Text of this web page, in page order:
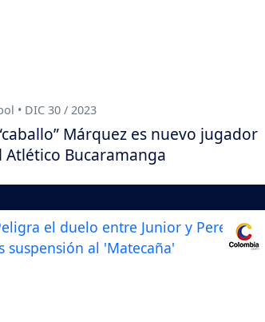
• DIC 30 / 2023
Márquez es nuevo jugador
Atlético Bucaramanga